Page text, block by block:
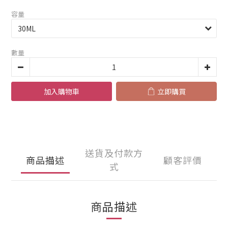
容量
數量
加入購物車 立即購買
商品描述
送貨及付款方
式
顧客評價
商品描述